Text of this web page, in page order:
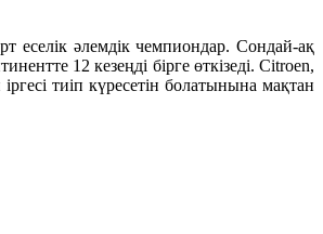
еселік әлемдік чемпиондар. Сондай-ақ
12 кезеңді бірге өткізеді. Citroen,
тиіп күресетін болатынына мақтан